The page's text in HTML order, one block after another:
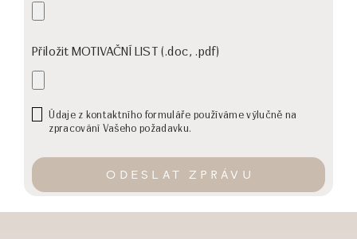
Přiložit MOTIVAČNÍ LIST (.doc, .pdf)
Údaje z kontaktního formuláře používáme výlučně na
zpracování Vašeho požadavku.